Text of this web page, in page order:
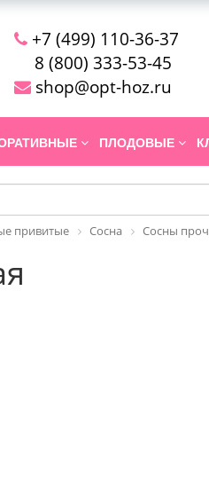
+7 (499) 110-36-37
8 (800) 333-53-45
shop@opt-hoz.ru
ПЛОДОВЫЕ
привитые Сосна Сосны